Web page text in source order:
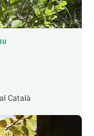
Català